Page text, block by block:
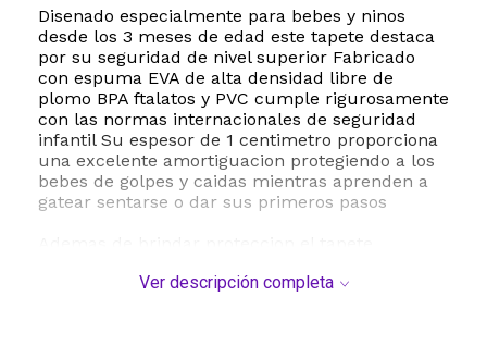
Disenado especialmente para bebes y ninos
desde los 3 meses de edad este tapete destaca
por su seguridad de nivel superior Fabricado
con espuma EVA de alta densidad libre de
plomo BPA ftalatos y PVC cumple rigurosamente
con las normas internacionales de seguridad
infantil Su espesor de 1 centimetro proporciona
una excelente amortiguacion protegiendo a los
bebes de golpes y caidas mientras aprenden a
gatear sentarse o dar sus primeros pasos
ninos La combinacion de colores llamativos
Ver descripción completa